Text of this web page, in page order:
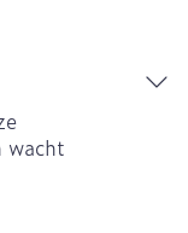
wacht